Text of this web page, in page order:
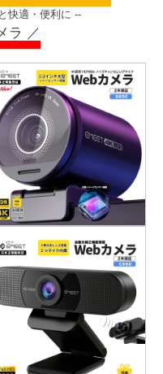
快適・便利に --
ラ ／